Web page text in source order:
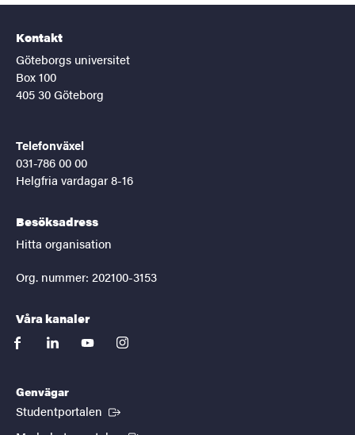
Kontakt
Göteborgs universitet
Box 100
405 30 Göteborg
Telefonväxel
031-786 00 00
Helgfria vardagar 8-16
Besöksadress
Hitta organisation
Org. nummer: 202100-3153
Våra kanaler
facebooklinkedinyoutubeinstagram
Genvägar
Studentportalen (Extern länk)